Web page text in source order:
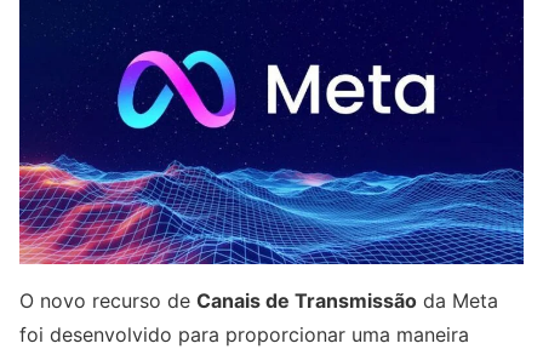
O novo recurso de Canais de Transmissão da Meta
foi desenvolvido para proporcionar uma maneira